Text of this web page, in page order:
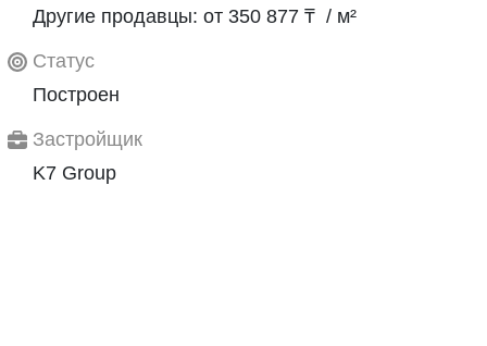
Другие продавцы: от 350 877 ₸ / м²
Статус
Построен
Застройщик
K7 Group